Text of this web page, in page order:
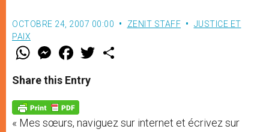
OCTOBRE 24, 2007 00:00 ZENIT STAFF
JUSTICE ET
PAIX
W
t
s
p
p
M
e
s
e
g
e
r
F
a
e
b
o
k
w
Share this Entry
« Mes sœurs, naviguez sur internet et écrivez sur